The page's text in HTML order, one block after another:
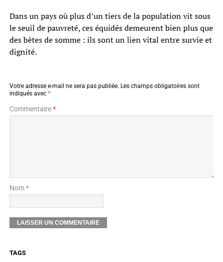
Dans un pays où plus d’un tiers de la population vit sous
le seuil de pauvreté, ces équidés demeurent bien plus que
des bêtes de somme : ils sont un lien vital entre survie et
dignité.
Votre adresse e-mail ne sera pas publiée. Les champs obligatoires sont
indiqués avec *
Commentaire*
Nom *
TAGS